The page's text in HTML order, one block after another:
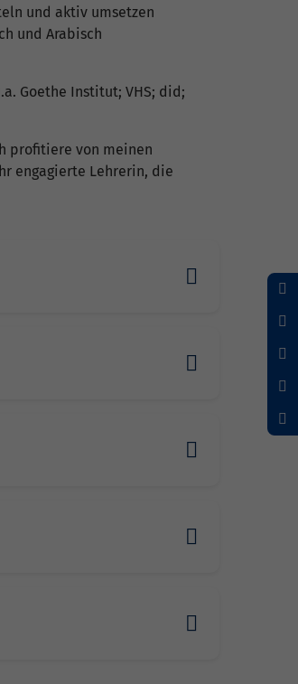
und aktiv umsetzen
und Arabisch
Goethe Institut; VHS; did;
profitiere von meinen
engagierte Lehrerin, die